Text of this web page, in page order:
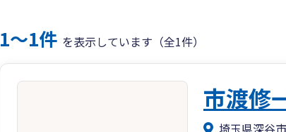
1〜1件 を表示しています（全1件）
市渡修